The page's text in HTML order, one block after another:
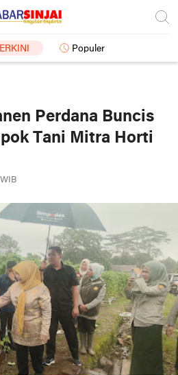
Populer
Perdana Buncis
Tani Mitra Horti